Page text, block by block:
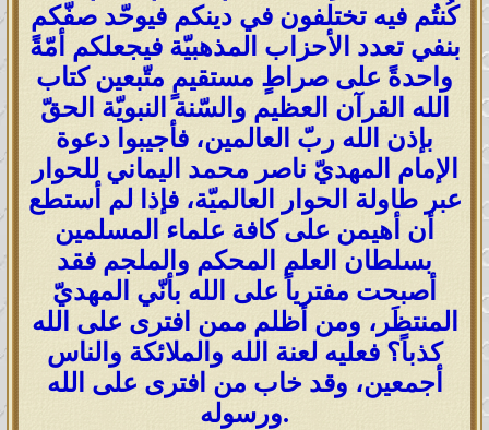
كُنتُم فيه تختلفون في دينكم فيوحّد صفّكم
بنفي تعدد الأحزاب المذهبيّة فيجعلكم أمّةً
واحدةً على صراطٍ مستقيمٍ متّبعين كتاب
الله القرآن العظيم والسّنة النبويّة الحقّ
بإذن الله ربّ العالمين، فأجيبوا دعوة
الإمام المهديّ ناصر محمد اليماني للحوار
عبر طاولة الحوار العالميّة، فإذا لم أستطع
أن أهيمن على كافة علماء المسلمين
بسلطان العلم المحكم والملجم فقد
أصبحت مفترياً على الله بأنّي المهديّ
المنتظَر، ومن أظلم ممن افترى على الله
كذباً؟ فعليه لعنة الله والملائكة والناس
أجمعين، وقد خاب من افترى على الله
ورسوله.